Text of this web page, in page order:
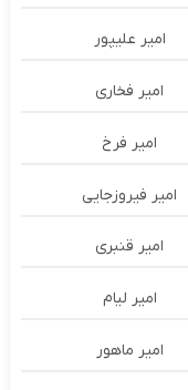
امیر علیپور
امیر فخاری
امیر فرخ
امیر فیروزجایی
امیر قنبری
امیر لیام
امیر ماهور